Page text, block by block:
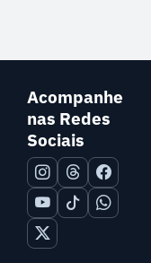
Acompanhe
nas Redes
Sociais